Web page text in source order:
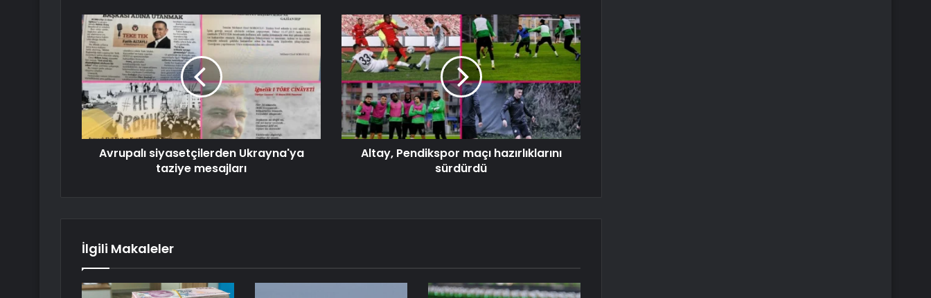
Avrupalı ​​siyasetçilerden Ukrayna'ya
taziye mesajları
Altay, Pendikspor maçı hazırlıklarını
sürdürdü
İlgili Makaleler